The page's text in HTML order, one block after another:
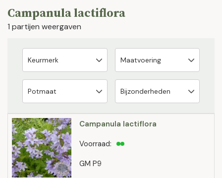
Campanula lactiflora
1 partijen weergaven
Campanula lactiflora
GM P9
Voorraad: